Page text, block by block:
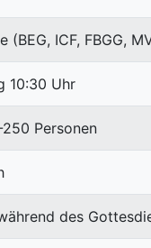
(BEG, ICF, FBGG,
10:30 Uhr
Personen
des